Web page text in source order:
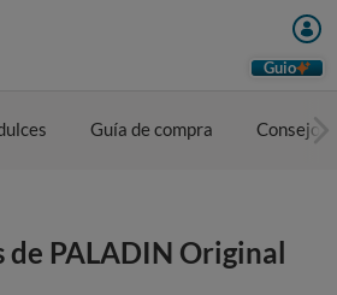
Guio
Guía de compra Consejos
de PALADIN Original